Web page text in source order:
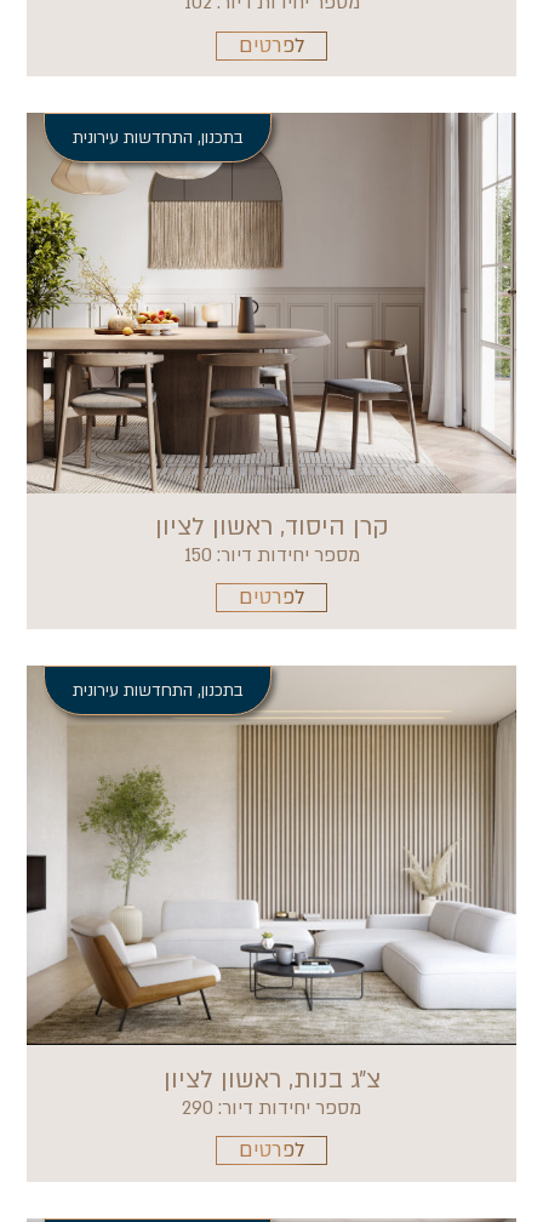
לפרטים
בתכנון, התחדשות עירונית
קרן היסוד, ראשון לציון
מספר יחידות דיור: 150
לפרטים
בתכנון, התחדשות עירונית
צ״ג בנות, ראשון לציון
מספר יחידות דיור: 290
לפרטים